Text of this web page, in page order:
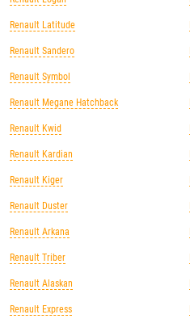
Renault Latitude
Renault Sandero
Renault Symbol
Renault Megane Hatchback
Renault Kwid
Renault Kardian
Renault Kiger
Renault Duster
Renault Arkana
Renault Triber
Renault Alaskan
Renault Express